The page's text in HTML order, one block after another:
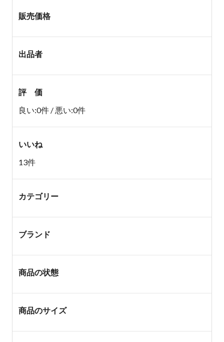
販売価格
出品者
評 価
良い:0件 / 悪い:0件
いいね
13件
カテゴリー
ブランド
商品の状態
商品のサイズ